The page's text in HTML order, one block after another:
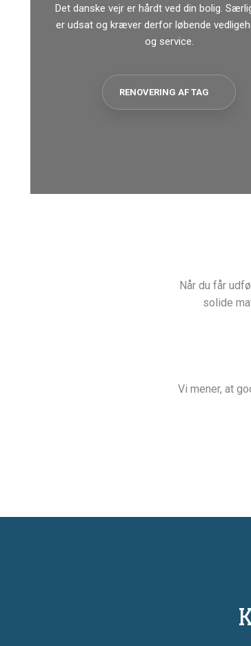
Det danske vejr er hårdt ved din bolig.
er udsat og kræver derfor løbende
og service.
RENOVERING AF TAG
Når du får
solide
Vi mener, at